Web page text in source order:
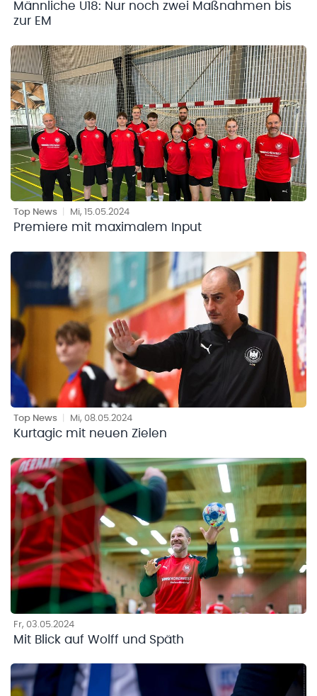
Männliche U18: Nur noch zwei Maßnahmen bis
zur EM
Top News Mi, 15.05.2024
Premiere mit maximalem Input
Top News Mi, 08.05.2024
Kurtagic mit neuen Zielen
Fr, 03.05.2024
Mit Blick auf Wolff und Späth